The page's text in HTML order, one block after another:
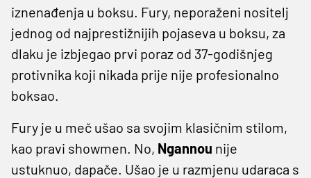
iznenađenja u boksu. Fury, neporaženi nositelj
jednog od najprestižnijih pojaseva u boksu, za
dlaku je izbjegao prvi poraz od 37-godišnjeg
protivnika koji nikada prije nije profesionalno
boksao.
Fury je u meč ušao sa svojim klasičnim stilom,
kao pravi showmen. No, Ngannou nije
ustuknuo, dapače. Ušao je u razmjenu udaraca s